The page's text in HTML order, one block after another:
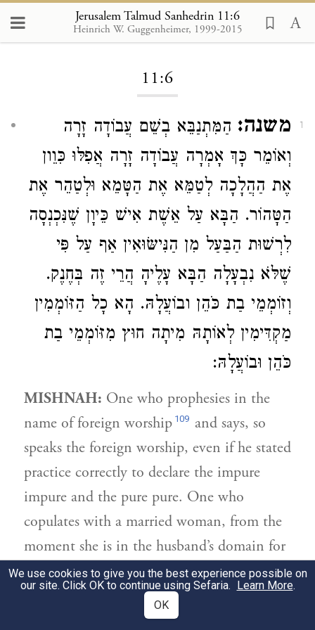
Jerusalem Talmud Sanhedrin 11:6
Heinrich W. Guggenheimer, 1999-2015
Loading...
11:6
1 משנה: הַמִּתְנַבֵּא בְשֵׁם עֲבוֹדָה זָרָה
וְאוֹמֵר כָּךְ אָמְרָה עֲבוֹדָה זָרָה אֲפִלּוּ כִּוֵון
אֶת הַהֲלָכָה לְטַמֵּא אֶת הַטָּמֵא וּלְטַהֵר אֶת
הַטָּהוֹר. הַבָּא עַל אֵשֶׁת אִישׁ כֵּיוָן שֶׁנִּכְנְסָה
לִרְשׁוּת הַבַּעַל מִן הַנִּישּׂוּאִין אַף עַל פִּי
שֶׁלֹּא נִבְעָלָה הַבָּא עָלֶיהָ הֲרֵי זֶה בְּחֶנֶק.
וְזוֹמְמֵי בַת כֹּהֵן ובוֹעֲלָהּ. הָא כָל הַזּוֹמְמִין
מַקְדִּימִין לְאוֹתָהּ מִיתָה חוּץ מִזּוֹמְמֵי בַת
כֹּהֵן וּבוֹעֲלָהּ:
MISHNAH: One who prophesies in the
name of foreign worship 109 and says, so
speaks the foreign worship, even if he stated
practice correctly to declare the impure
impure and the pure pure. One who
copulates with a married woman, from the
moment she is in the husband’s domain for
definitive marriage even if she did not have
intercourse 110 , one who copulates with her
is strangled. And the false witnesses of a
We use cookies to give you the best experience possible on
our site. Click OK to continue using Sefaria. Learn More.
OK